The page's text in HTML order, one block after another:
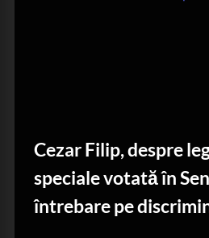
Cezar Filip, despre
speciale votată în
întrebare pe